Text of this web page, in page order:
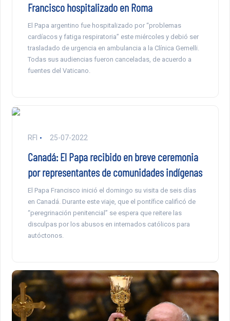
Francisco hospitalizado en Roma
El Papa argentino fue hospitalizado por “problemas
cardíacos y fatiga respiratoria” este miércoles y debió ser
trasladado de urgencia en ambulancia a la Clínica Gemelli.
Todas sus audiencias fueron canceladas, de acuerdo a
fuentes del Vaticano.
RFI 25-07-2022
Canadá: El Papa recibido en breve ceremonia
por representantes de comunidades indígenas
El Papa Francisco inició el domingo su visita de seis días
en Canadá. Durante este viaje, que el pontífice calificó de
“peregrinación penitencial” se espera que reitere las
disculpas por los abusos en internados católicos para
autóctonos.